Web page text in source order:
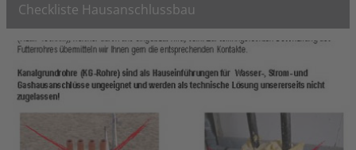
Checkliste Hausanschlussbau
nützliche Informationen zum Hausanschluss
Checkliste lesen